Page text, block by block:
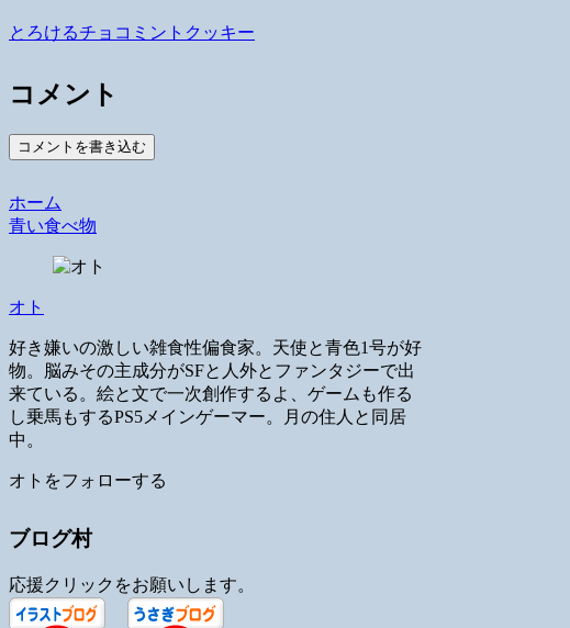
とろけるチョコミントクッキー
コメント
コメントを書き込む
ホーム
青い食べ物
オト
好き嫌いの激しい雑食性偏食家。天使と青色1号が好
物。脳みその主成分がSFと人外とファンタジーで出
来ている。絵と文で一次創作するよ、ゲームも作る
し乗馬もするPS5メインゲーマー。月の住人と同居
中。
オトをフォローする
ブログ村
応援クリックをお願いします。